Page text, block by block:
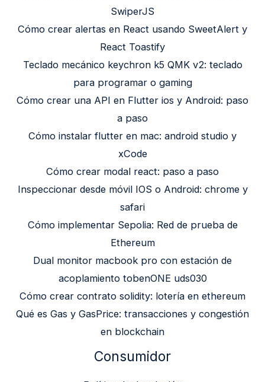
SwiperJS
Cómo crear alertas en React usando SweetAlert y
React Toastify
Teclado mecánico keychron k5 QMK v2: teclado
para programar o gaming
Cómo crear una API en Flutter ios y Android: paso
a paso
Cómo instalar flutter en mac: android studio y
xCode
Cómo crear modal react: paso a paso
Inspeccionar desde móvil IOS o Android: chrome y
safari
Cómo implementar Sepolia: Red de prueba de
Ethereum
Dual monitor macbook pro con estación de
acoplamiento tobenONE uds030
Cómo crear contrato solidity: lotería en ethereum
Qué es Gas y GasPrice: transacciones y congestión
en blockchain
Consumidor